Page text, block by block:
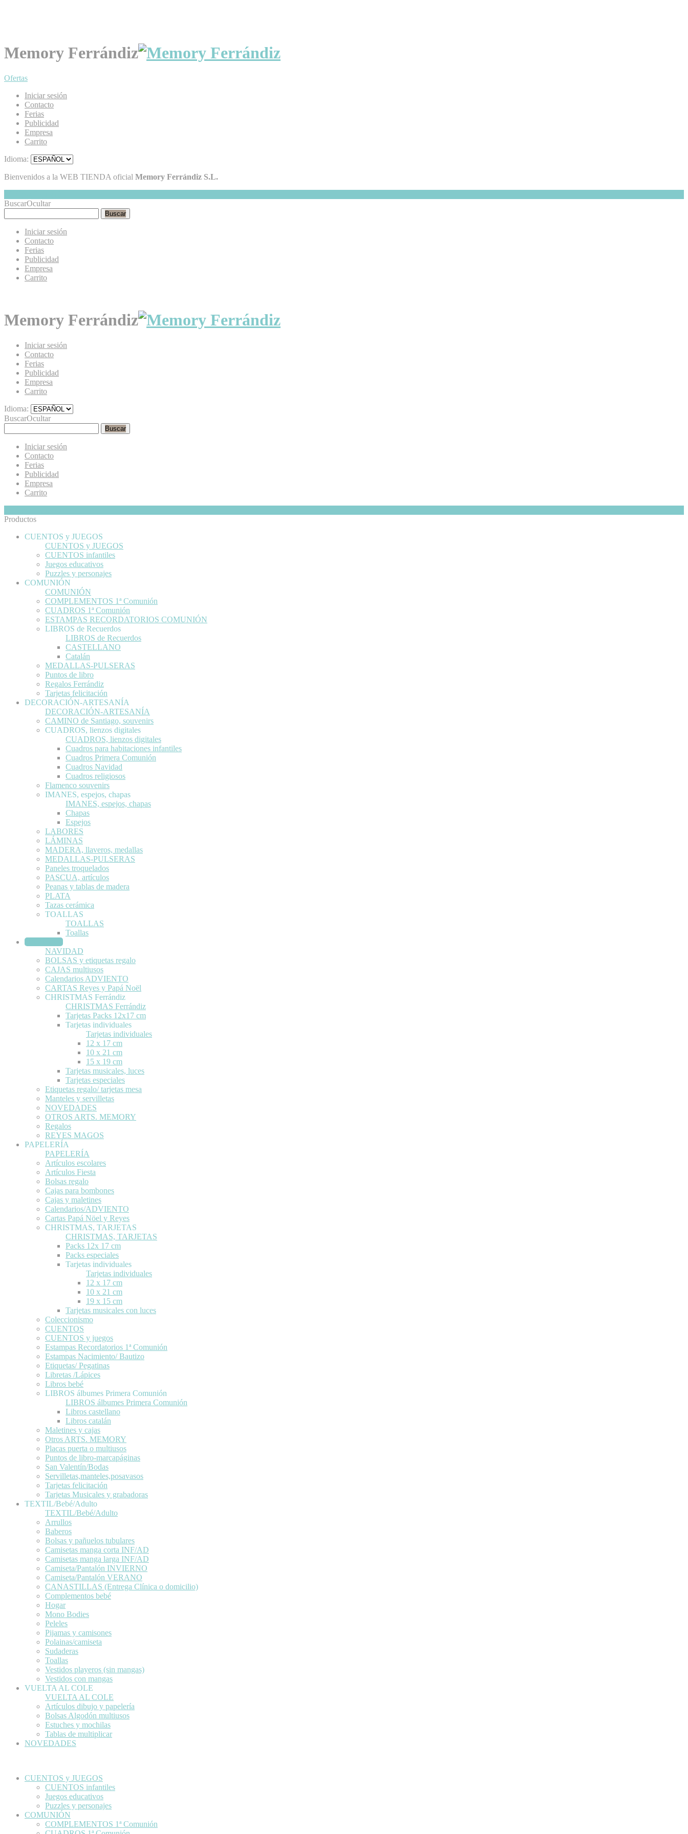
Memory Ferrándiz
Ofertas
Iniciar sesión
Contacto
Ferias
Publicidad
Empresa
Carrito
Idioma:
Bienvenidos a la WEB TIENDA oficial Memory Ferrándiz S.L.
BuscarOcultar
Buscar
Iniciar sesión
Contacto
Ferias
Publicidad
Empresa
Carrito
Memory Ferrándiz
Iniciar sesión
Contacto
Ferias
Publicidad
Empresa
Carrito
Idioma:
BuscarOcultar
Buscar
Iniciar sesión
Contacto
Ferias
Publicidad
Empresa
Carrito
Productos
CUENTOS y JUEGOS
CUENTOS y JUEGOS
CUENTOS infantiles
Juegos educativos
Puzzles y personajes
COMUNIÓN
COMUNIÓN
COMPLEMENTOS 1ª Comunión
CUADROS 1ª Comunión
ESTAMPAS RECORDATORIOS COMUNIÓN
LIBROS de Recuerdos
LIBROS de Recuerdos
CASTELLANO
Catalán
MEDALLAS-PULSERAS
Puntos de libro
Regalos Ferrándiz
Tarjetas felicitación
DECORACIÓN-ARTESANÍA
DECORACIÓN-ARTESANÍA
CAMINO de Santiago, souvenirs
CUADROS, lienzos digitales
CUADROS, lienzos digitales
Cuadros para habitaciones infantiles
Cuadros Primera Comunión
Cuadros Navidad
Cuadros religiosos
Flamenco souvenirs
IMANES, espejos, chapas
IMANES, espejos, chapas
Chapas
Espejos
LABORES
LÁMINAS
MADERA, llaveros, medallas
MEDALLAS-PULSERAS
Paneles troquelados
PASCUA, artículos
Peanas y tablas de madera
PLATA
Tazas cerámica
TOALLAS
TOALLAS
Toallas
NAVIDAD
NAVIDAD
BOLSAS y etiquetas regalo
CAJAS multiusos
Calendarios ADVIENTO
CARTAS Reyes y Papá Noël
CHRISTMAS Ferrándiz
CHRISTMAS Ferrándiz
Tarjetas Packs 12x17 cm
Tarjetas individuales
Tarjetas individuales
12 x 17 cm
10 x 21 cm
15 x 19 cm
Tarjetas musicales, luces
Tarjetas especiales
Etiquetas regalo/ tarjetas mesa
Manteles y servilletas
NOVEDADES
OTROS ARTS. MEMORY
Regalos
REYES MAGOS
PAPELERÍA
PAPELERÍA
Artículos escolares
Artículos Fiesta
Bolsas regalo
Cajas para bombones
Cajas y maletines
Calendarios/ADVIENTO
Cartas Papá Nöel y Reyes
CHRISTMAS, TARJETAS
CHRISTMAS, TARJETAS
Packs 12x 17 cm
Packs especiales
Tarjetas individuales
Tarjetas individuales
12 x 17 cm
10 x 21 cm
19 x 15 cm
Tarjetas musicales con luces
Coleccionismo
CUENTOS
CUENTOS y juegos
Estampas Recordatorios 1ª Comunión
Estampas Nacimiento/ Bautizo
Etiquetas/ Pegatinas
Libretas /Lápices
Libros bebé
LIBROS álbumes Primera Comunión
LIBROS álbumes Primera Comunión
Libros castellano
Libros catalán
Maletines y cajas
Otros ARTS. MEMORY
Placas puerta o multiusos
Puntos de libro-marcapáginas
San Valentín/Bodas
Servilletas,manteles,posavasos
Tarjetas felicitación
Tarjetas Musicales y grabadoras
TEXTIL/Bebé/Adulto
TEXTIL/Bebé/Adulto
Arrullos
Baberos
Bolsas y pañuelos tubulares
Camisetas manga corta INF/AD
Camisetas manga larga INF/AD
Camiseta/Pantalón INVIERNO
Camiseta/Pantalón VERANO
CANASTILLAS (Entrega Clínica o domicilio)
Complementos bebé
Hogar
Mono Bodies
Peleles
Pijamas y camisones
Polainas/camiseta
Sudaderas
Toallas
Vestidos playeros (sin mangas)
Vestidos con mangas
VUELTA AL COLE
VUELTA AL COLE
Artículos dibujo y papelería
Bolsas Algodón multiusos
Estuches y mochilas
Tablas de multiplicar
NOVEDADES
CUENTOS y JUEGOS
CUENTOS infantiles
Juegos educativos
Puzzles y personajes
COMUNIÓN
COMPLEMENTOS 1ª Comunión